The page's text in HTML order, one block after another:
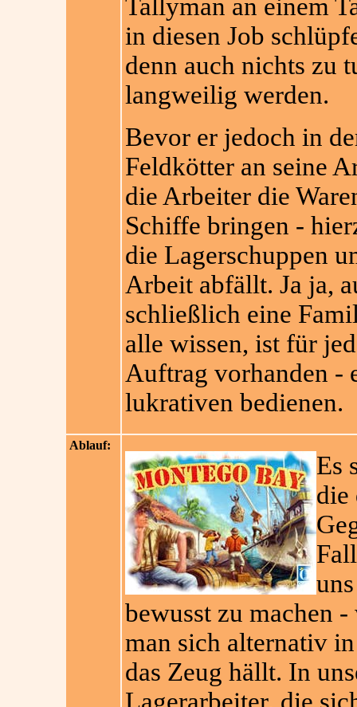
Tallyman an einem
in diesen Job
denn auch nichts zu
langweilig werden.
Bevor er jedoch in
Feldkötter an seine
die Arbeiter die
Schiffe bringen -
die Lagerschuppen
Arbeit abfällt. Ja ja,
schließlich eine
alle wissen, ist für
Auftrag vorhanden -
lukrativen bedienen.
Ablauf:
Es
die
bewusst zu machen
man sich alternativ
das Zeug hällt. In